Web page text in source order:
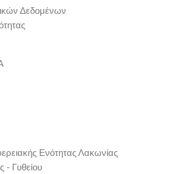
Δεδομένων
Ενότητας Λακωνίας
- Γυθείου